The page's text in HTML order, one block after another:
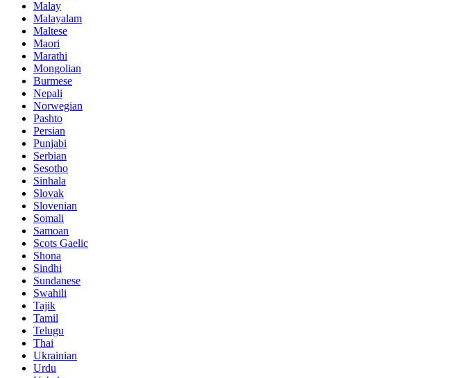
Malay
Malayalam
Maltese
Maori
Marathi
Mongolian
Burmese
Nepali
Norwegian
Pashto
Persian
Punjabi
Serbian
Sesotho
Sinhala
Slovak
Slovenian
Somali
Samoan
Scots Gaelic
Shona
Sindhi
Sundanese
Swahili
Tajik
Tamil
Telugu
Thai
Ukrainian
Urdu